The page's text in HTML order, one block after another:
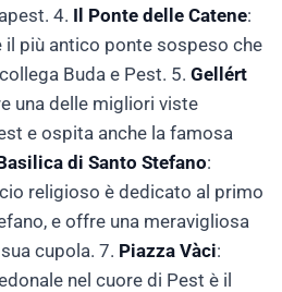
4. Il Ponte delle Catene:
più antico ponte sospeso che
Buda e Pest. 5. Gellért
una delle migliori viste
e ospita anche la famosa
di Santo Stefano:
religioso è dedicato al primo
e offre una meravigliosa
cupola. 7. Piazza Vàci:
nel cuore di Pest è il